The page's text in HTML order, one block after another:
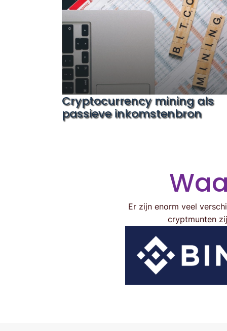
Cryptocurrency mining als
passieve inkomstenbron
Er zijn enorm veel
cryptmunten